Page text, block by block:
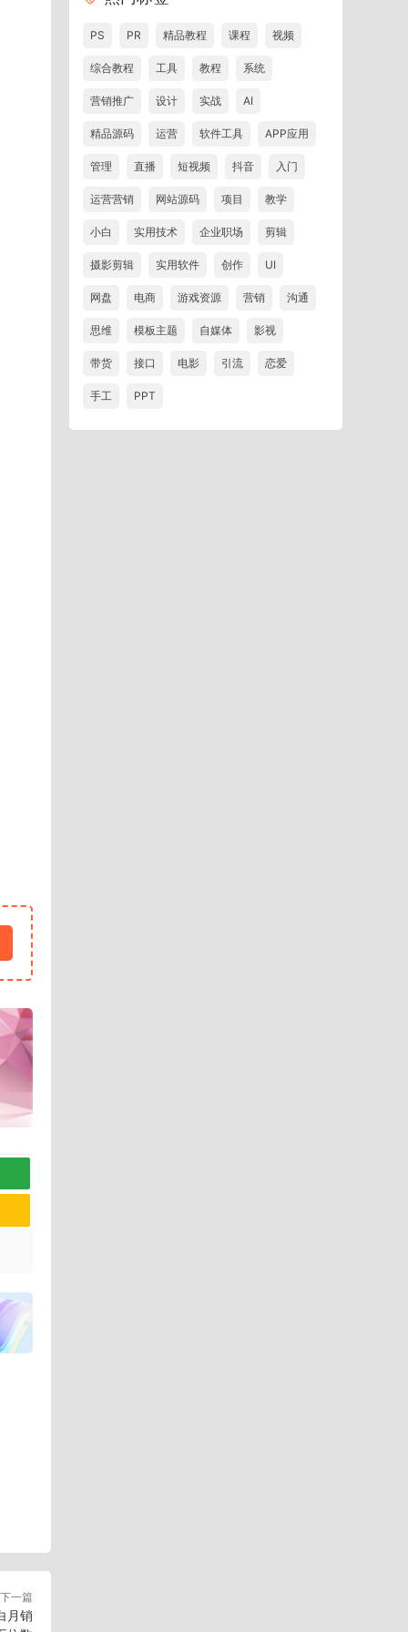
下一篇
月销
PS PR 精品教程 课程 视频
综合教程 工具 教程 系统
营销推广 设计 实战 AI
精品源码 运营 软件工具 APP应用
管理 直播 短视频 抖音 入门
运营营销 网站源码 项目 教学
小白 实用技术 企业职场 剪辑
摄影剪辑 实用软件 创作 UI
网盘 电商 游戏资源 营销 沟通
思维 模板主题 自媒体 影视
带货 接口 电影 引流 恋爱
手工 PPT